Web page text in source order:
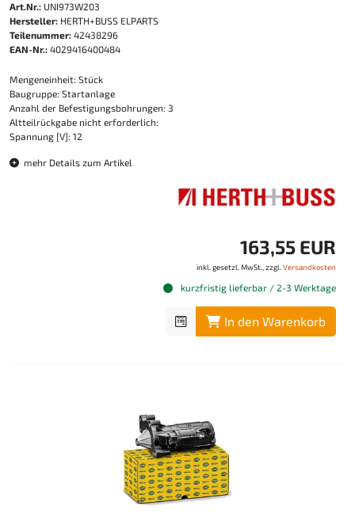
Art.Nr.: UNI973W203
Hersteller: HERTH+BUSS ELPARTS
Teilenummer: 42438296
EAN-Nr.: 4029416400484
Mengeneinheit: Stück
Baugruppe: Startanlage
Anzahl der Befestigungsbohrungen: 3
Altteilrückgabe nicht erforderlich:
Spannung [V]: 12
mehr Details zum Artikel
163,55 EUR
inkl. gesetzl. MwSt., zzgl. Versandkosten
kurzfristig lieferbar / 2-3 Werktage
In den Warenkorb